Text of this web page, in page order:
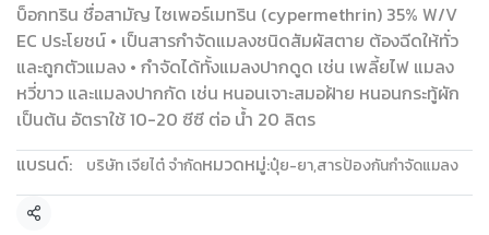
บ็อกทริน ชื่อสามัญ ไซเพอร์เมทริน (cypermethrin) 35% W/V
EC ประโยชน์ • เป็นสารกำจัดแมลงชนิดสัมผัสตาย ต้องฉีดให้ทั่ว
และถูกตัวแมลง • กำจัดได้ทั้งแมลงปากดูด เช่น เพลี้ยไฟ แมลง
หวี่ขาว และแมลงปากกัด เช่น หนอนเจาะสมอฝ้าย หนอนกระทู้ผัก
เป็นต้น อัตราใช้ 10-20 ซีซี ต่อ น้ำ 20 ลิตร
แบรนด์:
บริษัท เจียไต๋ จำกัดหมวดหมู่:ปุ๋ย-ยา,สารป้องกันกำจัดแมลง
แชร์